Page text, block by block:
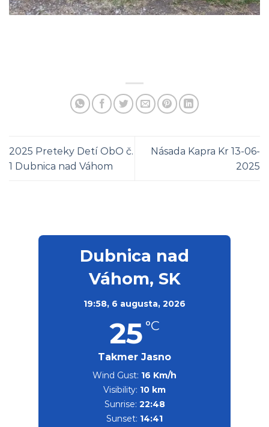
2025 Preteky Detí ObO č.
1 Dubnica nad Váhom
Násada Kapra Kr 13-06-
2025
Dubnica nad
Váhom, SK
19:58, 6 augusta, 2026
25 °C
Takmer Jasno
Wind Gust: 16 Km/h
Visibility: 10 km
Sunrise: 22:48
Sunset: 14:41